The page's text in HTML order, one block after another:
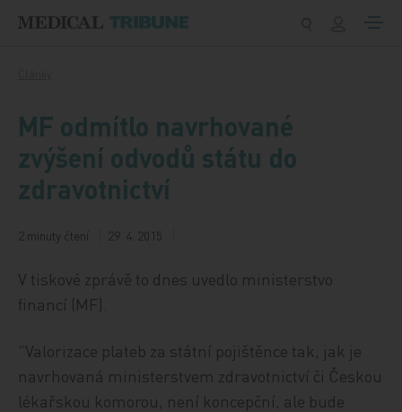
MF odmítlo navrhované
zvýšení odvodů státu do
zdravotnictví
2 minuty čtení 29. 4. 2015
V tiskové zprávě to dnes uvedlo ministerstvo
financí (MF).
"Valorizace plateb za státní pojištěnce tak, jak je
navrhovaná ministerstvem zdravotnictví či Českou
lékařskou komorou, není koncepční, ale bude